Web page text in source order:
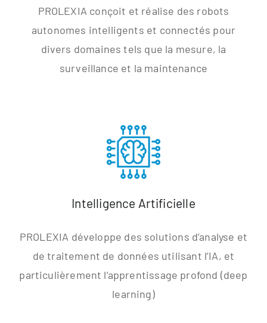
PROLEXIA conçoit et réalise des robots
autonomes intelligents et connectés pour
divers domaines tels que la mesure, la
surveillance et la maintenance
Intelligence Artificielle
PROLEXIA développe des solutions d’analyse et
de traitement de données utilisant l’IA, et
particulièrement l’apprentissage profond (deep
learning)